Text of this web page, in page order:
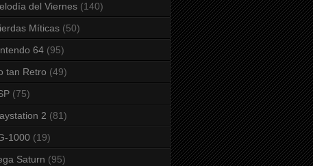
del Viernes (140)
Míticas (50)
64 (95)
tan Retro (49)
(75)
2 (81)
1000 (19)
Saturn (95)